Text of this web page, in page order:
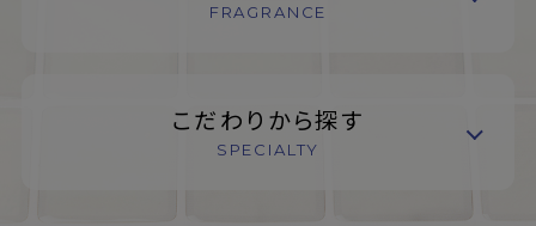
FRAGRANCE
こだわりから探す
SPECIALTY